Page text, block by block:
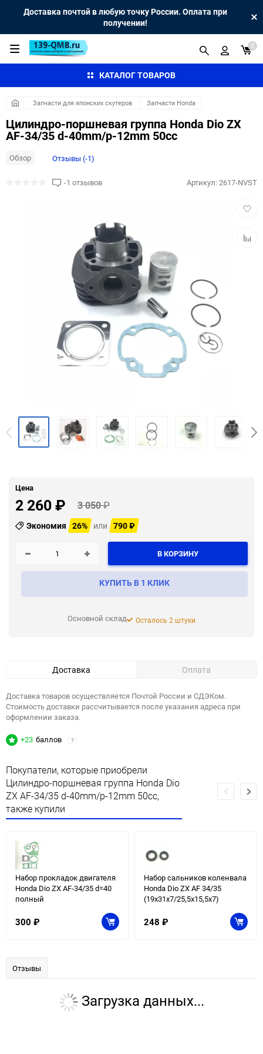
Доставка почтой в любую точку России. Оплата при
получении!
КАТАЛОГ ТОВАРОВ
0
Запчасти для японских скутеров Запчасти Honda
Цилиндро-поршневая группа Honda Dio ZX
AF-34/35 d-40mm/p-12mm 50cc
Обзор Отзывы (-1)
Артикул:2617-NVST
-1 отзывов
Цена
2 260₽ 3 050₽
Экономия 26% или 790₽
В КОРЗИНУ
КУПИТЬ В 1 КЛИК
Основной склад Осталось 2 штуки
Доставка Оплата
Доставка товаров осуществляется Почтой России и СДЭКом.
Стоимость доставки рассчитывается после указания адреса при
оформлении заказа.
+23 баллов ?
Покупатели, которые приобрели
Цилиндро-поршневая группа Honda Dio
ZX AF-34/35 d-40mm/p-12mm 50cc,
также купили
Набор прокладок двигателя
Honda Dio ZX AF-34/35 d=40
полный
300 ₽
Набор сальников коленвала
Honda Dio ZX AF 34/35
(19х31х7/25,5х15,5х7)
248 ₽
Отзывы
Загрузка данных...